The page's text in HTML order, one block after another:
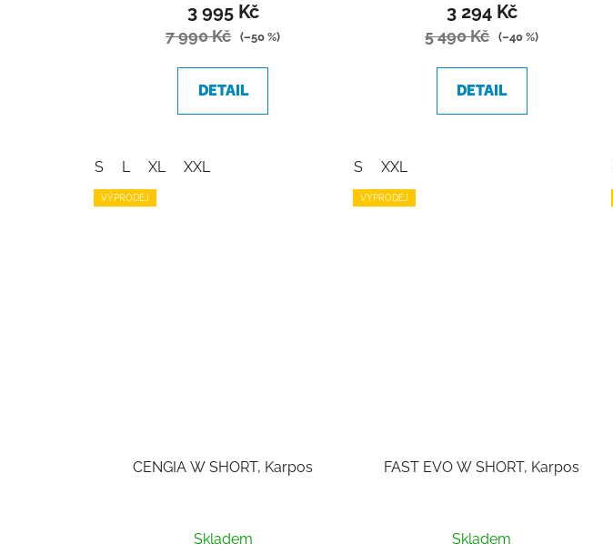
3 995 Kč
7 990 Kč (–50 %)
DETAIL
S L XL XXL
3 294 Kč
5 490 Kč (–40 %)
DETAIL
S XXL
VÝPRODEJ
CENGIA W SHORT, Karpos
Skladem
VÝPRODEJ
FAST EVO W SHORT, Karpos
Skladem